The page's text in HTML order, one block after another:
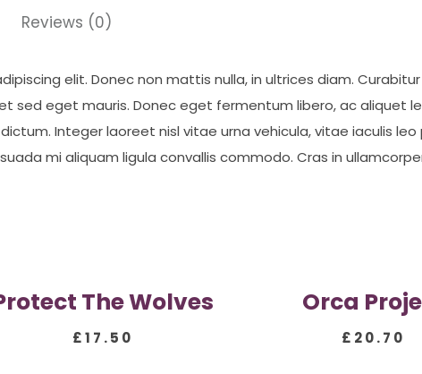
Reviews (0)
elit. Donec non mattis nulla, in ultrices diam.
sed eget mauris. Donec eget fermentum libero, ac aliquet
Integer laoreet nisl vitae urna vehicula, vitae iaculis
mi aliquam ligula convallis commodo. Cras in
The Wolves
£17.50
Orca
£ 20.70